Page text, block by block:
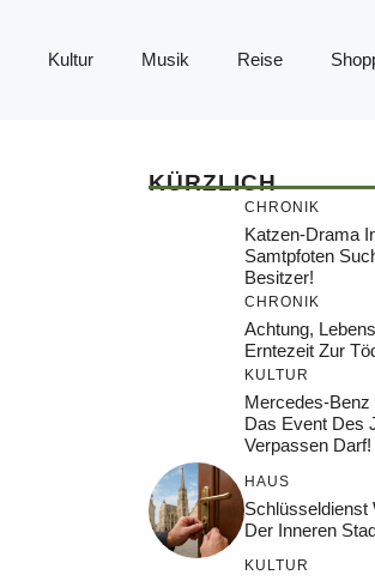
Kultur Musik Reise
KÜRZLICH
CHRONIK
Katzen-Drama
Samtpfoten
Besitzer!
CHRONIK
Achtung,
Erntezeit Zur
KULTUR
Mercedes-Benz
Das Event Des
Verpassen Darf!
HAUS
Schlüsseldienst
Der Inneren
KULTUR